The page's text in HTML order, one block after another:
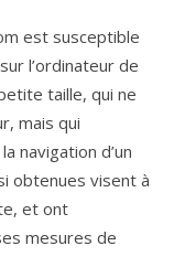
est susceptible
l’ordinateur de
taille, qui ne
mais qui
navigation d’un
obtenues visent à
et ont
mesures de